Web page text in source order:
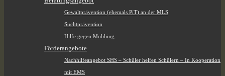
Gewaltprävention (ehemals PiT) an der MLS
Suchtprävention
Hilfe gegen Mobbing
Förderangebote
Nachhilfeangebot SHS – Schüler helfen Schülern – In Kooperation
mit EMS